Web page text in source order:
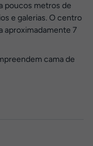
poucos metros de
e galerias. O centro
aproximadamente 7
cama de